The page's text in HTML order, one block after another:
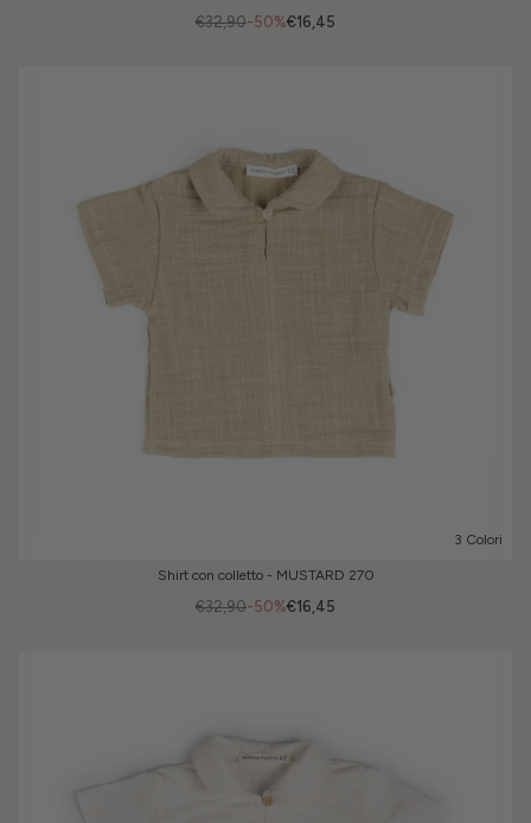
-50%
€32,90 €16,45
3 Colori
Shirt con colletto - MUSTARD 270
-50%
€32,90 €16,45